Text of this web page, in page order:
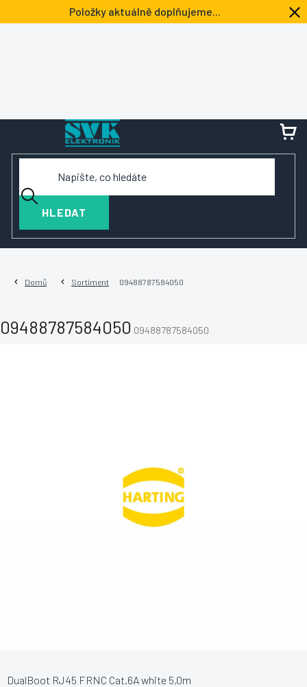
na
Položky aktuálně doplňujeme...
HLEDAT
Domů Sortiment 09488787584050
09488787584050 09488787584050
DualBoot RJ45 FRNC Cat.6A white 5,0m